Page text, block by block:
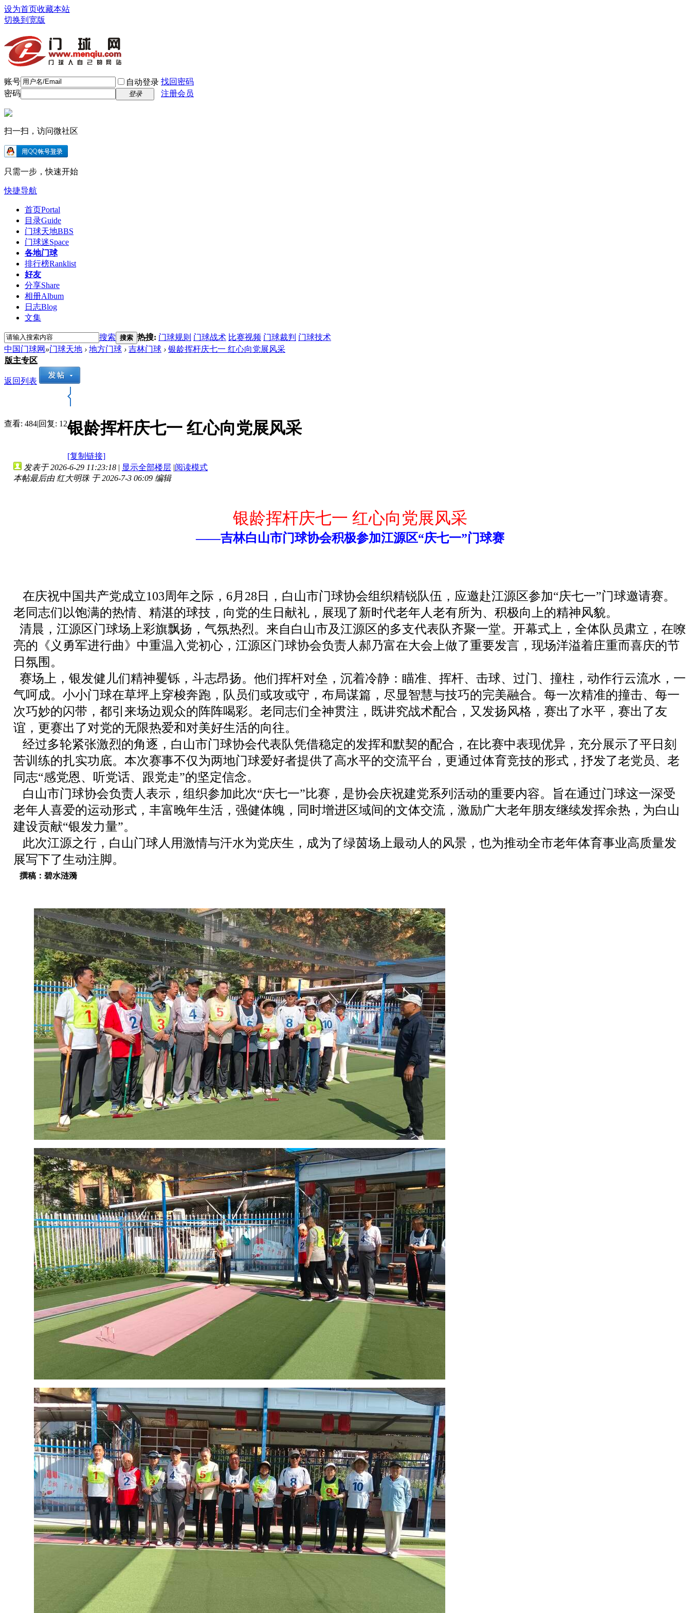
设为首页收藏本站
切换到宽版
账号 自动登录 找回密码
密码
登录 注册会员
扫一扫，访问微社区
只需一步，快速开始
快捷导航
首页Portal
目录Guide
门球天地BBS
门球迷Space
各地门球
排行榜Ranklist
好友
分享Share
相册Album
日志Blog
文集
搜索 搜索 热搜: 门球规则 门球战术 比赛视频 门球裁判 门球技术
中国门球网 »门球天地 › 地方门球 › 吉林门球 › 银龄挥杆庆七一 红心向党展风采
版主专区
返回列表
查看: 484|回复: 12银龄挥杆庆七一 红心向党展风采
[复制链接]
发表于 2026-6-29 11:23:18 | 显示全部楼层 |阅读模式
本帖最后由 红大明珠 于 2026-7-3 06:09 编辑
银龄挥杆庆七一 红心向党展风采
——吉林白山市门球协会积极参加江源区“庆七一”门球赛
在庆祝中国共产党成立103周年之际，6月28日，白山市门球协会组织精锐队伍，应邀赴江源区参加“庆七一”门球邀请赛。
老同志们以饱满的热情、精湛的球技，向党的生日献礼，展现了新时代老年人老有所为、积极向上的精神风貌。
清晨，江源区门球场上彩旗飘扬，气氛热烈。来自白山市及江源区的多支代表队齐聚一堂。开幕式上，全体队员肃立，在嘹
亮的《义勇军进行曲》中重温入党初心，江源区门球协会负责人郝乃富在大会上做了重要发言，现场洋溢着庄重而喜庆的节
日氛围。
赛场上，银发健儿们精神矍铄，斗志昂扬。他们挥杆对垒，沉着冷静：瞄准、挥杆、击球、过门、撞柱，动作行云流水，一
气呵成。小小门球在草坪上穿梭奔跑，队员们或攻或守，布局谋篇，尽显智慧与技巧的完美融合。每一次精准的撞击、每一
次巧妙的闪带，都引来场边观众的阵阵喝彩。老同志们全神贯注，既讲究战术配合，又发扬风格，赛出了水平，赛出了友
谊，更赛出了对党的无限热爱和对美好生活的向往。
经过多轮紧张激烈的角逐，白山市门球协会代表队凭借稳定的发挥和默契的配合，在比赛中表现优异，充分展示了平日刻
苦训练的扎实功底。本次赛事不仅为两地门球爱好者提供了高水平的交流平台，更通过体育竞技的形式，抒发了老党员、老
同志“感党恩、听党话、跟党走”的坚定信念。
白山市门球协会负责人表示，组织参加此次“庆七一”比赛，是协会庆祝建党系列活动的重要内容。旨在通过门球这一深受
老年人喜爱的运动形式，丰富晚年生活，强健体魄，同时增进区域间的文体交流，激励广大老年朋友继续发挥余热，为白山
建设贡献“银发力量”。
此次江源之行，白山门球人用激情与汗水为党庆生，成为了绿茵场上最动人的风景，也为推动全市老年体育事业高质量发
展写下了生动注脚。
撰稿：碧水涟漪